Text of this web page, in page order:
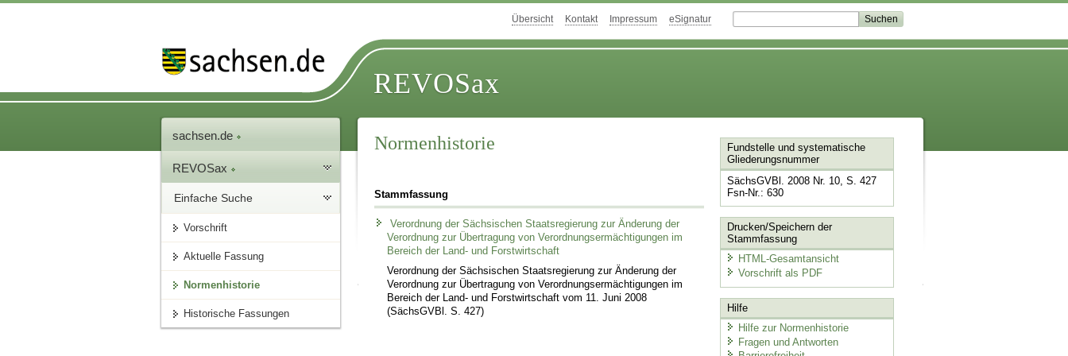
Übersicht Kontakt Impressum eSignatur
REVOSax
sachsen.de
REVOSax
Einfache Suche
Vorschrift
Aktuelle Fassung
Normenhistorie
Historische Fassungen
Normenhistorie
Stammfassung
Verordnung der Sächsischen Staatsregierung zur Änderung der
Verordnung zur Übertragung von Verordnungsermächtigungen im
Bereich der Land- und Forstwirtschaft
Verordnung der Sächsischen Staatsregierung zur Änderung der
Verordnung zur Übertragung von Verordnungsermächtigungen im
Bereich der Land- und Forstwirtschaft vom 11. Juni 2008
(SächsGVBl. S. 427)
Fundstelle und systematische
Gliederungsnummer
SächsGVBl. 2008 Nr. 10, S. 427
Fsn-Nr.: 630
Drucken/Speichern der
Stammfassung
HTML-Gesamtansicht
Vorschrift als PDF
Hilfe
Hilfe zur Normenhistorie
Fragen und Antworten